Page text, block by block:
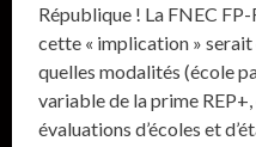
République ! La FNEC
cette « implication » serait
quelles modalités (école
variable de la prime
évaluations d’écoles et